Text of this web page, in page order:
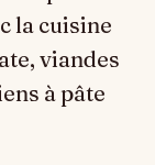
la cuisine
viandes
à pâte